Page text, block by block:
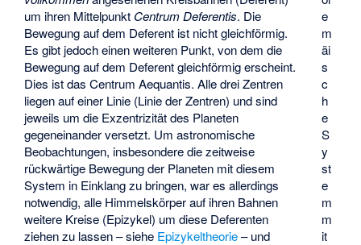
e
m
äi
s
c
h
e
S
y
st
e
m
m
it
um ihren Mittelpunkt Centrum Deferentis. Die
Bewegung auf dem Deferent ist nicht gleichförmig.
Es gibt jedoch einen weiteren Punkt, von dem die
Bewegung auf dem Deferent gleichförmig erscheint.
Dies ist das Centrum Aequantis. Alle drei Zentren
liegen auf einer Linie (Linie der Zentren) und sind
jeweils um die Exzentrizität des Planeten
gegeneinander versetzt. Um astronomische
Beobachtungen, insbesondere die zeitweise
rückwärtige Bewegung der Planeten mit diesem
System in Einklang zu bringen, war es allerdings
notwendig, alle Himmelskörper auf ihren Bahnen
weitere Kreise (Epizykel) um diese Deferenten
ziehen zu lassen – siehe Epizykeltheorie– und